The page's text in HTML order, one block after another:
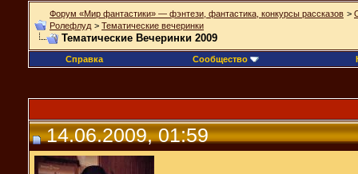
Форум «Мир фантастики» — фэнтези, фантастика, конкурсы рассказов >
Ролефлуд > Тематические вечеринки
Тематические Вечеринки 2009
Справка Сообщество
14.06.2009, 01:59